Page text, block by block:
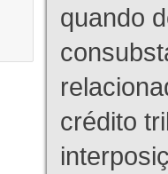
quando
crédito